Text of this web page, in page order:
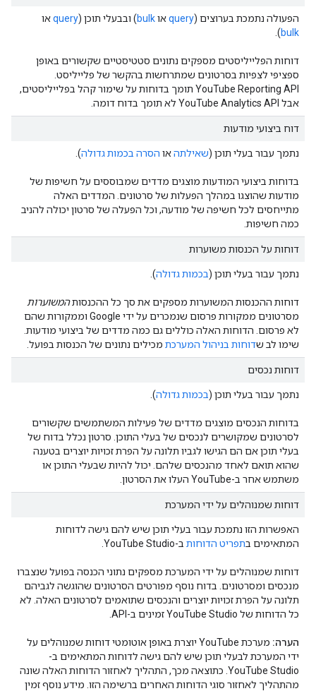
הפעולה נתמכת בערוצים (queryאוbulk) ובבעלי תוכן (queryאו
bulk
).
דוחות הפלייליסטים מספקים נתונים סטטיסטיים שקשורים באופן
ספציפי לצפיות בסרטונים שמתרחשות בהקשר של פלייליסט.
‫YouTube Reporting API תומך בדוחות על שימור קהל בפלייליסטים,
אבל YouTube Analytics API לא תומך בדוח דומה.
דוח ביצועי מודעות
נתמך עבור בעלי תוכן (שאילתהאו הסרה בכמות גדולה).
בדוחות ביצועי המודעות מוצגים מדדים שמבוססים על חשיפות של
מודעות שהוצגו במהלך הפעלות של סרטונים. המדדים האלה
מתייחסים לכל חשיפה של מודעה, וכל הפעלה של סרטון יכולה להניב
כמה חשיפות.
דוחות על הכנסות משוערות
נתמך עבור בעלי תוכן (בכמות גדולה).
דוחות ההכנסות המשוערות מספקים את סך כל ההכנסותהמשוערות
מסרטונים ממקורות פרסום שנמכרים על ידי Google וממקורות שהם
לא פרסום. הדוחות האלה כוללים גם כמה מדדים של ביצועי מודעות.
שימו לב שדוחות בניהול המערכת מכילים נתונים של הכנסות בפועל.
דוחות נכסים
נתמך עבור בעלי תוכן (בכמות גדולה).
בדוחות הנכסים מוצגים מדדים של פעילות המשתמשים שקשורים
לסרטונים שמקושרים לנכסים של בעלי התוכן. סרטון נכלל בדוח של
בעלי תוכן אם הם הגישו לגביו תלונה על הפרת זכויות יוצרים בטענה
שהוא תואם לאחד מהנכסים שלהם. יכול להיות שבעלי התוכן או
משתמש אחר ב-YouTube העלו את הסרטון.
דוחות שמנוהלים על ידי המערכת
האפשרות הזו נתמכת עבור בעלי תוכן שיש להם גישה לדוחות
המתאימים בתפריט הדוחות ב-YouTube Studio.
דוחות שמנוהלים על ידי המערכת מספקים נתוני הכנסה בפועל שנצברו
מנכסים ומסרטונים. בדוח נוסף מפורטים הסרטונים שהוגשה לגביהם
תלונה על הפרת זכויות יוצרים והנכסים שתואמים לסרטונים האלה. לא
כל הדוחות של YouTube Studio זמינים ב-API.
הערה:
מערכת YouTube יוצרת באופן אוטומטי דוחות שמנוהלים על
ידי המערכת לבעלי תוכן שיש להם גישה לדוחות המתאימים ב-
YouTube Studio. כתוצאה מכך, התהליך לאחזור הדוחות האלה שונה
מהתהליך לאחזור סוגי הדוחות האחרים ברשימה הזו. מידע נוסף זמין